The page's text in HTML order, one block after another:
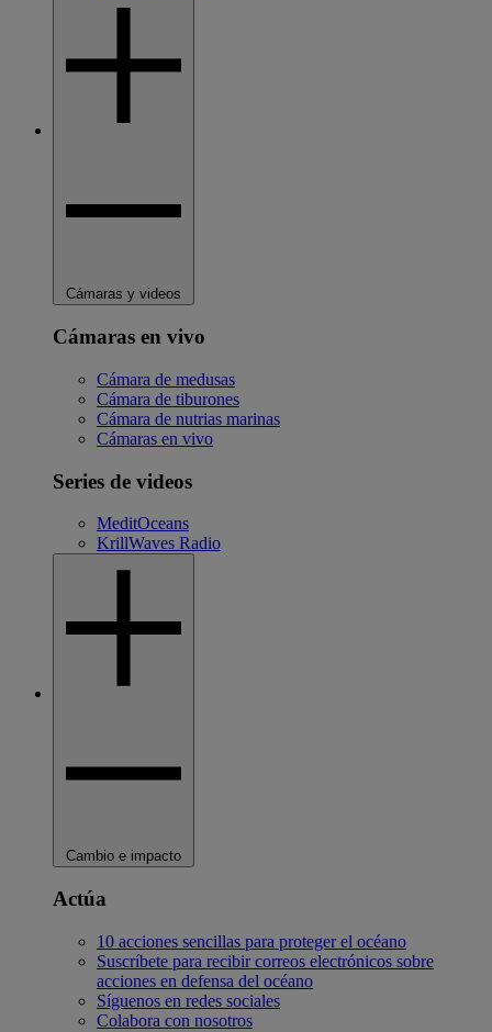
Cámaras y videos
Cámaras en vivo
Cámara de medusas
Cámara de tiburones
Cámara de nutrias marinas
Cámaras en vivo
Series de videos
MeditOceans
KrillWaves Radio
Cambio e impacto
Actúa
10 acciones sencillas para proteger el océano
Suscríbete para recibir correos electrónicos sobre
acciones en defensa del océano
Síguenos en redes sociales
Colabora con nosotros